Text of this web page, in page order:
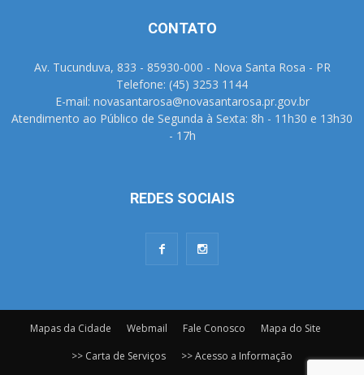
CONTATO
Av. Tucunduva, 833 - 85930-000 - Nova Santa Rosa - PR
Telefone: (45) 3253 1144
E-mail: novasantarosa@novasantarosa.pr.gov.br
Atendimento ao Público de Segunda à Sexta: 8h - 11h30 e 13h30
- 17h
REDES SOCIAIS
Mapas da Cidade Webmail Fale Conosco
Mapa do Site
>> Carta de Serviços
>> Acesso a Informação